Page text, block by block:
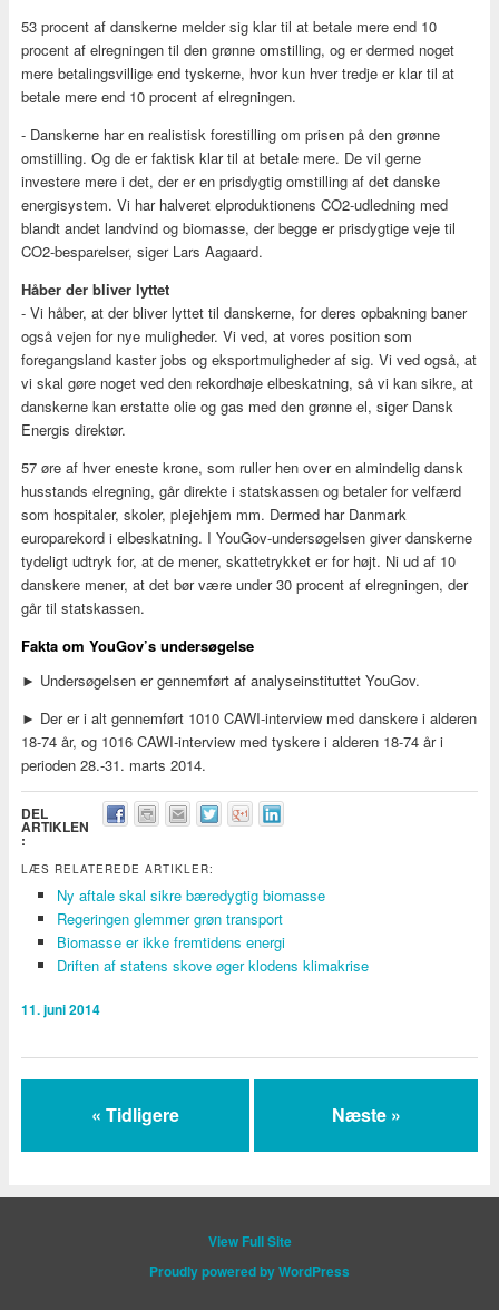
53 procent af danskerne melder sig klar til at betale mere end 10
procent af elregningen til den grønne omstilling, og er dermed noget
mere betalingsvillige end tyskerne, hvor kun hver tredje er klar til at
betale mere end 10 procent af elregningen.
- Danskerne har en realistisk forestilling om prisen på den grønne
omstilling. Og de er faktisk klar til at betale mere. De vil gerne
investere mere i det, der er en prisdygtig omstilling af det danske
energisystem. Vi har halveret elproduktionens CO2-udledning med
blandt andet landvind og biomasse, der begge er prisdygtige veje til
CO2-besparelser, siger Lars Aagaard.
Håber der bliver lyttet
- Vi håber, at der bliver lyttet til danskerne, for deres opbakning baner
også vejen for nye muligheder. Vi ved, at vores position som
foregangsland kaster jobs og eksportmuligheder af sig. Vi ved også, at
vi skal gøre noget ved den rekordhøje elbeskatning, så vi kan sikre, at
danskerne kan erstatte olie og gas med den grønne el, siger Dansk
Energis direktør.
57 øre af hver eneste krone, som ruller hen over en almindelig dansk
husstands elregning, går direkte i statskassen og betaler for velfærd
som hospitaler, skoler, plejehjem mm. Dermed har Danmark
europarekord i elbeskatning. I YouGov-undersøgelsen giver danskerne
tydeligt udtryk for, at de mener, skattetrykket er for højt. Ni ud af 10
danskere mener, at det bør være under 30 procent af elregningen, der
går til statskassen.
Fakta om YouGov’s undersøgelse
► Undersøgelsen er gennemført af analyseinstituttet YouGov.
► Der er i alt gennemført 1010 CAWI-interview med danskere i alderen
18-74 år, og 1016 CAWI-interview med tyskere i alderen 18-74 år i
perioden 28.-31. marts 2014.
DEL
ARTIKLEN
:
LÆS RELATEREDE ARTIKLER:
Ny aftale skal sikre bæredygtig biomasse
Regeringen glemmer grøn transport
Biomasse er ikke fremtidens energi
Driften af statens skove øger klodens klimakrise
11. juni 2014
« Tidligere Næste »
View Full Site
Proudly powered by WordPress